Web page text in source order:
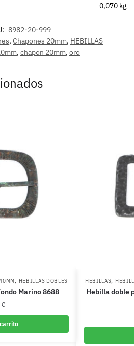
0,070 kg
8982-20-999
, Chapones 20mm, HEBILLAS
, chapon 20mm, oro
, HEBILLAS DOBLES
Marino 8688
€
HEBILLAS,
Hebilla doble